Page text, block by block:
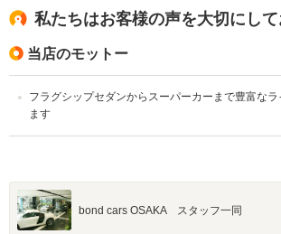
私たちはお客様の声を大切にし
当店のモットー
フラグシップセダンからスーパーカーまで豊富な
ます
bond cars OSAKA スタッフ一同